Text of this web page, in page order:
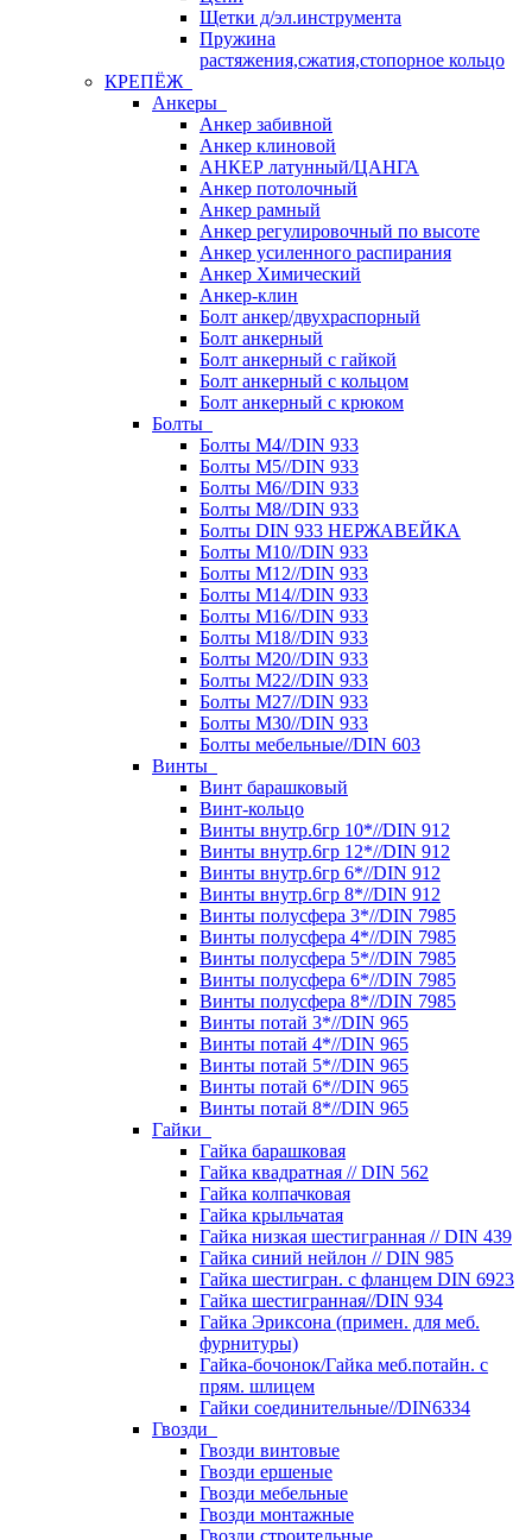
Щетки д/эл.инструмента
Пружина
растяжения,сжатия,стопорное кольцо
КРЕПЁЖ
Анкеры
Анкер забивной
Анкер клиновой
АНКЕР латунный/ЦАНГА
Анкер потолочный
Анкер рамный
Анкер регулировочный по высоте
Анкер усиленного распирания
Анкер Химический
Анкер-клин
Болт анкер/двухраспорный
Болт анкерный
Болт анкерный с гайкой
Болт анкерный с кольцом
Болт анкерный с крюком
Болты
Болты М4//DIN 933
Болты М5//DIN 933
Болты М6//DIN 933
Болты М8//DIN 933
Болты DIN 933 НЕРЖАВЕЙКА
Болты М10//DIN 933
Болты М12//DIN 933
Болты М14//DIN 933
Болты М16//DIN 933
Болты М18//DIN 933
Болты М20//DIN 933
Болты М22//DIN 933
Болты М27//DIN 933
Болты М30//DIN 933
Болты мебельные//DIN 603
Винты
Винт барашковый
Винт-кольцо
Винты внутр.6гр 10*//DIN 912
Винты внутр.6гр 12*//DIN 912
Винты внутр.6гр 6*//DIN 912
Винты внутр.6гр 8*//DIN 912
Винты полусфера 3*//DIN 7985
Винты полусфера 4*//DIN 7985
Винты полусфера 5*//DIN 7985
Винты полусфера 6*//DIN 7985
Винты полусфера 8*//DIN 7985
Винты потай 3*//DIN 965
Винты потай 4*//DIN 965
Винты потай 5*//DIN 965
Винты потай 6*//DIN 965
Винты потай 8*//DIN 965
Гайки
Гайка барашковая
Гайка квадратная // DIN 562
Гайка колпачковая
Гайка крыльчатая
Гайка низкая шестигранная // DIN 439
Гайка синий нейлон // DIN 985
Гайка шестигран. с фланцем DIN 6923
Гайка шестигранная//DIN 934
Гайка Эриксона (примен. для меб.
фурнитуры)
Гайка-бочонок/Гайка меб.потайн. с
прям. шлицем
Гайки соединительные//DIN6334
Гвозди
Гвозди винтовые
Гвозди ершеные
Гвозди мебельные
Гвозди монтажные
Гвозди строительные